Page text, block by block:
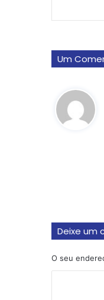
Um
Deixe um
O seu